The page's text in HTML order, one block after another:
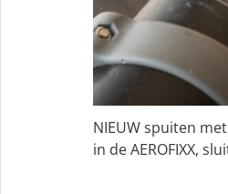
NIEUW spuiten
in de AEROFIXX,